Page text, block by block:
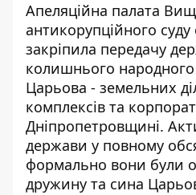
Апеляційна палата
антикорупційного суду
закріпила передачу
колишнього народного
Царьова - земельних
комплексів та
Дніпропетровщині.
держави у повному
формально вони були
дружину та сина